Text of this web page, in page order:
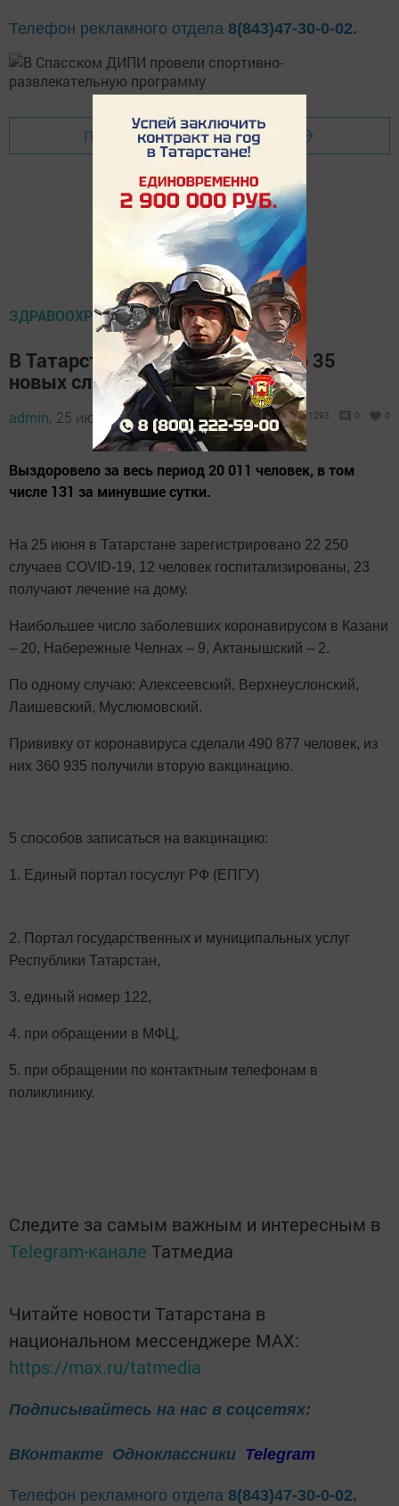
Телефон рекламного отдела 8(843)47-30-0-02.
Перейти на страницу новости
ЗДРАВООХРАНЕНИЕ
В Татарстане за сутки выявлено 35
новых случаев коронавируса
admin, 25 июня 2021 - 13:30 1293 0 0
Выздоровело за весь период 20 011 человек, в том
числе 131 за минувшие сутки.
На 25 июня в Татарстане зарегистрировано 22 250
случаев COVID-19, 12 человек госпитализированы, 23
получают лечение на дому.
Наибольшее число заболевших коронавирусом в Казани
– 20, Набережные Челнах – 9, Актанышский – 2.
По одному случаю: Алексеевский, Верхнеуслонский,
Лаишевский, Муслюмовский.
Прививку от коронавируса сделали 490 877 человек, из
них 360 935 получили вторую вакцинацию.
5 способов записаться на вакцинацию:
1. Единый портал госуслуг РФ (ЕПГУ)
2. Портал государственных и муниципальных услуг
Республики Татарстан,
3. единый номер 122,
4. при обращении в МФЦ,
5. при обращении по контактным телефонам в
поликлинику.
Следите за самым важным и интересным в
Telegram-канале Татмедиа
Читайте новости Татарстана в
национальном мессенджере MАХ:
https://max.ru/tatmedia
Подписывайтесь на нас в соцсетях:
ВКонтакте Одноклассники Telegram
Телефон рекламного отдела 8(843)47-30-0-02.